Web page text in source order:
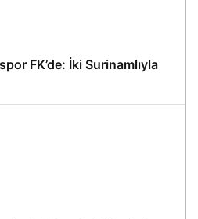
FK’de: İki Surinamlıyla